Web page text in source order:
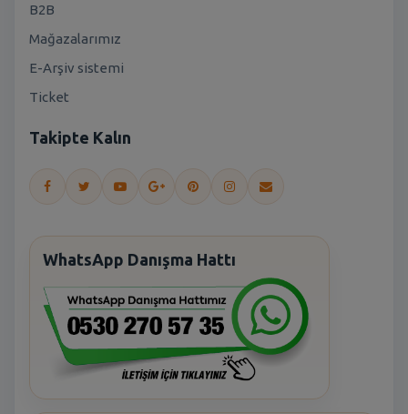
B2B
Mağazalarımız
E-Arşiv sistemi
Ticket
Takipte Kalın
WhatsApp Danışma Hattı